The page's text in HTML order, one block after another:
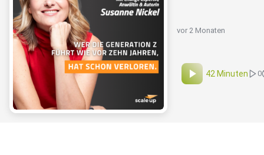
vor 2 Monaten
42 Minuten 0